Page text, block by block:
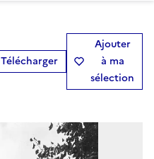
Télécharger
Ajouter
à ma
sélection